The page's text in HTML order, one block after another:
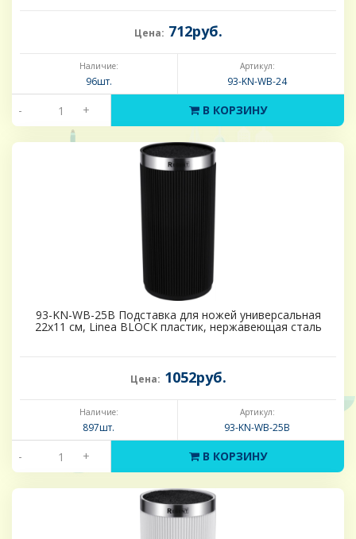
Цена: 712руб.
Наличие:
96шт.
Артикул:
93-KN-WB-24
- + В КОРЗИНУ
93-KN-WB-25B Подставка для ножей универсальная
22х11 см, Linea BLOCK пластик, нержавеющая сталь
Цена: 1052руб.
Наличие:
897шт.
Артикул:
93-KN-WB-25B
- + В КОРЗИНУ